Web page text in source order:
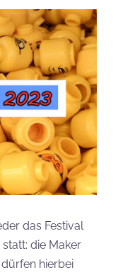
das Festival
die Maker
hierbei